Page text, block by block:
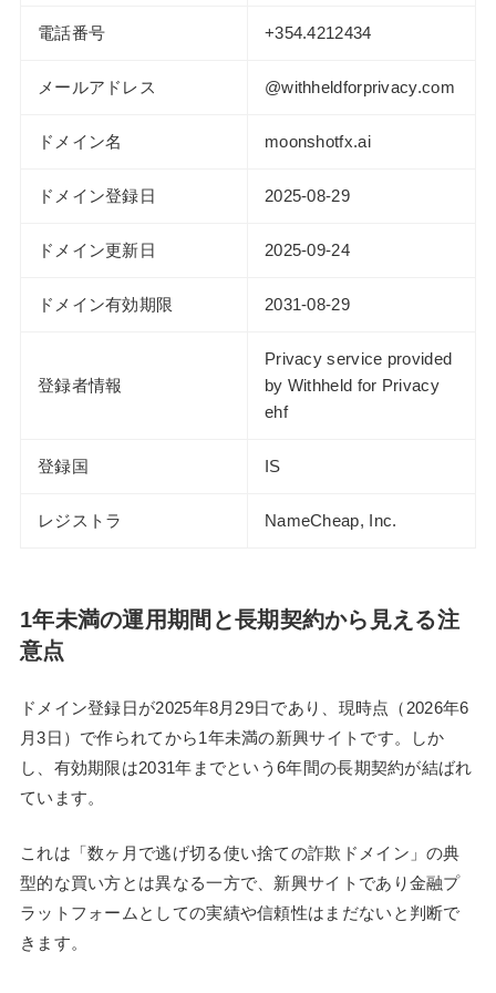
電話番号 +354.4212434
メールアドレス @withheldforprivacy.com
ドメイン名 moonshotfx.ai
ドメイン登録日 2025-08-29
ドメイン更新日 2025-09-24
ドメイン有効期限 2031-08-29
登録者情報
Privacy service provided
by Withheld for Privacy
ehf
登録国 IS
レジストラ NameCheap, Inc.
1年未満の運用期間と長期契約から見える注
意点
ドメイン登録日が2025年8月29日であり、現時点（2026年6
月3日）で作られてから1年未満の新興サイトです。しか
し、有効期限は2031年までという6年間の長期契約が結ばれ
ています。
これは「数ヶ月で逃げ切る使い捨ての詐欺ドメイン」の典
型的な買い方とは異なる一方で、新興サイトであり金融プ
ラットフォームとしての実績や信頼性はまだないと判断で
きます。